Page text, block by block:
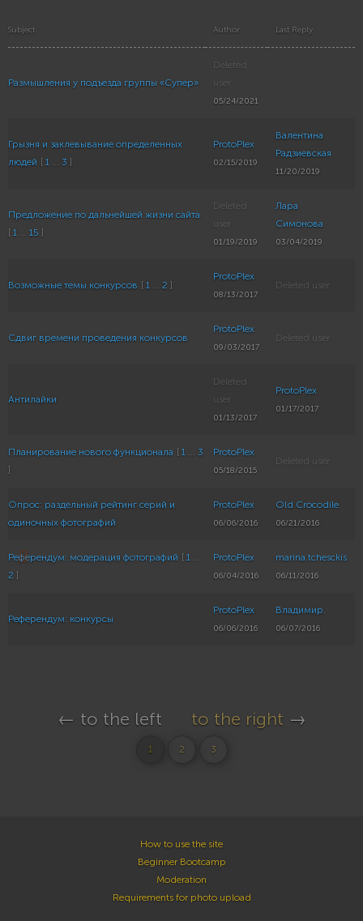
Subject Author Last Reply
Размышления у подъезда группы «Супер»
Deleted
user
05/24/2021
Грызня и заклевывание определенных
людей [ 1 3 ]
ProtoPlex
02/15/2019
Валентина
Радзиевская
11/20/2019
Предложение по дальнейшей жизни сайта
[ 1 15 ]
Deleted
user
01/19/2019
Лара
Симонова
03/04/2019
Возможные темы конкурсов [ 1 2 ]
ProtoPlex
08/13/2017
Deleted user
Сдвиг времени проведения конкурсов
ProtoPlex
09/03/2017
Deleted user
Антилайки
Deleted
user
01/13/2017
ProtoPlex
01/17/2017
Планирование нового функционала [ 1
3
]
ProtoPlex
05/18/2015
Deleted user
Опрос: раздельный рейтинг серий и
одиночных фотографий
ProtoPlex
06/06/2016
Old Crocodile
06/21/2016
Референдум: модерация фотографий [ 1
2 ]
ProtoPlex
06/04/2016
marina.tchesckis
06/11/2016
Референдум: конкурсы
ProtoPlex
06/06/2016
Владимир.
06/07/2016
← to the left to the right →
1 2 3
How to use the site
Beginner Bootcamp
Moderation
Requirements for photo upload